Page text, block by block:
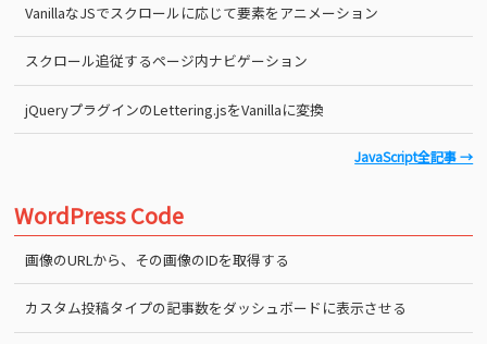
VanillaなJSでスクロールに応じて要素をアニメーション
スクロール追従するページ内ナビゲーション
jQueryプラグインのLettering.jsをVanillaに変換
JavaScript全記事 →
WordPress Code
画像のURLから、その画像のIDを取得する
カスタム投稿タイプの記事数をダッシュボードに表示させる